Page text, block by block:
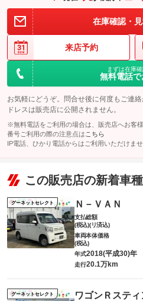
在庫確認・
来店予約
まずは在庫
無料電話
お気軽にどうぞ。問合せ後に何度もご連
ドレスは販売店に公開されません。
※無料電話をご利用の場合は、販売店へお客
番号ご利用の際の注意点は こちら
IP電話、ひかり電話からはご利用いただけませ
この販売店の新着車種
グーネットセレクト Ｎ－ＶＡＮ
支払総額
(税込)(リ済込)
車両本体価格
(税込)
年式2018(平成30)年
走行20.1万km
グーネットセレクト ワゴンＲステ